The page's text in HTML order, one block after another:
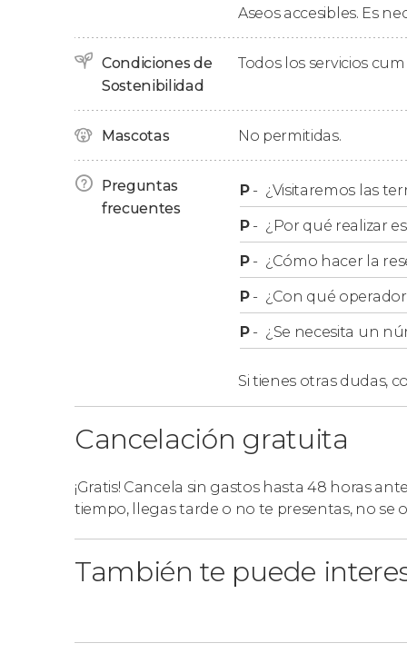
También contemplaremos la obra del artista
Después de una hora y 45 minutos de
exterior de la catedral.
Aseos accesibles. Es
Condiciones de
Sostenibilidad
Todos los servicios
Mascotas No permitidas.
Preguntas
frecuentes
P- ¿Visitaremos las
P- ¿Por qué realizar
P- ¿Cómo hacer la
P- ¿Con qué
P- ¿Se necesita un
Si tienes otras dudas,
Cancelación gratuita
¡Gratis! Cancela sin gastos hasta 48 horas
tiempo, llegas tarde o no te presentas, no se
También te puede